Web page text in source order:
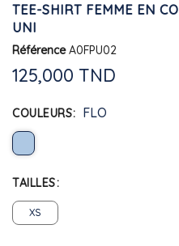
TEE-SHIRT FEMME EN
UNI
Référence A0FPU02
125,000 TND
COULEURS FLO
TAILLES
XS